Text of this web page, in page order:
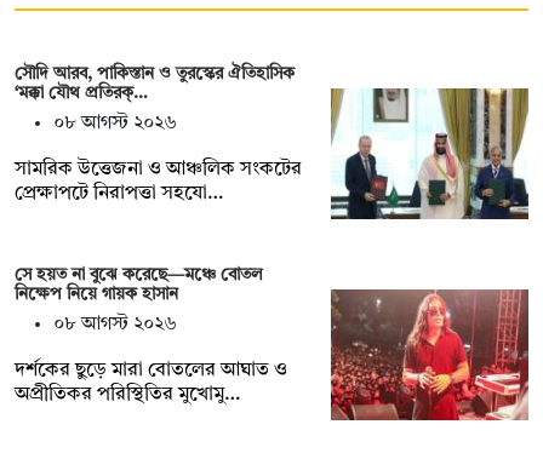
সৌদি আরব, পাকিস্তান ও তুরস্কের ঐতিহাসিক
‘মক্কা যৌথ প্রতিরক্…
০৮ আগস্ট ২০২৬
সামরিক উত্তেজনা ও আঞ্চলিক সংকটের
প্রেক্ষাপটে নিরাপত্তা সহযো…
সে হয়ত না ‍বুঝে করেছে—মঞ্চে বোতল
নিক্ষেপ নিয়ে গায়ক হাসান
০৮ আগস্ট ২০২৬
দর্শকের ছুড়ে মারা বোতলের আঘাত ও
অপ্রীতিকর পরিস্থিতির মুখোমু…